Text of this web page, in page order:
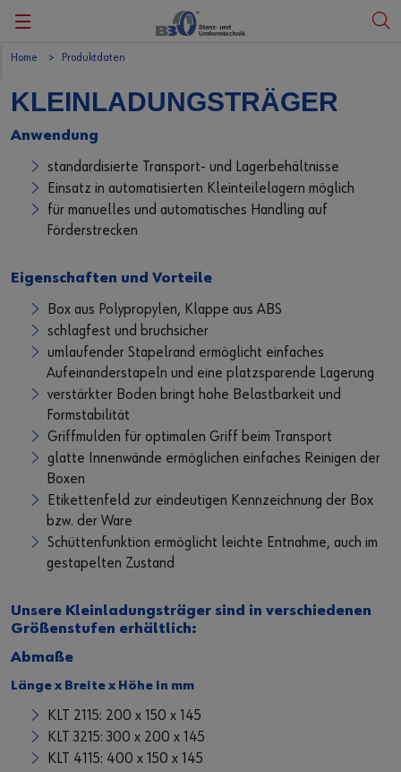
Zurück
Unsere Geschichte
Unser Soziales Engagement
Unsere Region
Daten und Fakten
Zertifizierung
Code of Compliance
Supplier Code of Conduct
Zurück
Metallprodukte
Dienstleistungen
Downloads
Kundenzufriedenheit
Kundenanfrage
Zurück
Klimaschutzaktivitäten - Plant my tree
Zurück
Messe
Zurück
Deutsch
Home Produktdaten
KLEINLADUNGSTRÄGER
Anwendung
standardisierte Transport- und Lagerbehältnisse
Einsatz in automatisierten Kleinteilelagern möglich
für manuelles und automatisches Handling auf
Förderstrecken
Eigenschaften und Vorteile
Box aus Polypropylen, Klappe aus ABS
schlagfest und bruchsicher
umlaufender Stapelrand ermöglicht einfaches
Aufeinanderstapeln und eine platzsparende Lagerung
verstärkter Boden bringt hohe Belastbarkeit und
Formstabilität
Griffmulden für optimalen Griff beim Transport
glatte Innenwände ermöglichen einfaches Reinigen der
Boxen
Etikettenfeld zur eindeutigen Kennzeichnung der Box
bzw. der Ware
Schüttenfunktion ermöglicht leichte Entnahme, auch im
gestapelten Zustand
Unsere Kleinladungsträger sind in verschiedenen
Größenstufen erhältlich:
Abmaße
Länge x Breite x Höhe in mm
KLT 2115: 200 x 150 x 145
KLT 3215: 300 x 200 x 145
KLT 4115: 400 x 150 x 145